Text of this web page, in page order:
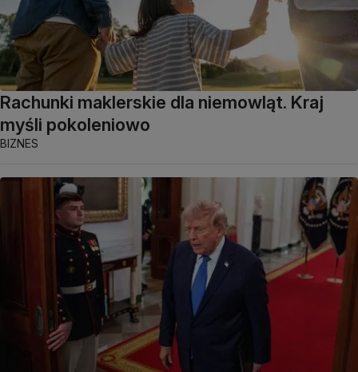
Rachunki maklerskie dla niemowląt. Kraj
myśli pokoleniowo
BIZNES